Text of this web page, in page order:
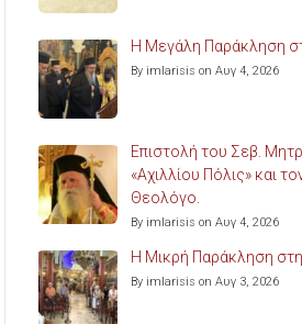
Η Μεγάλη Παράκληση
By imlarisis on Αυγ 4, 2026
Επιστολή του Σεβ.
«Αχιλλίου Πόλις» και
Θεολόγο.
By imlarisis on Αυγ 4, 2026
Η Μικρή Παράκληση
By imlarisis on Αυγ 3, 2026